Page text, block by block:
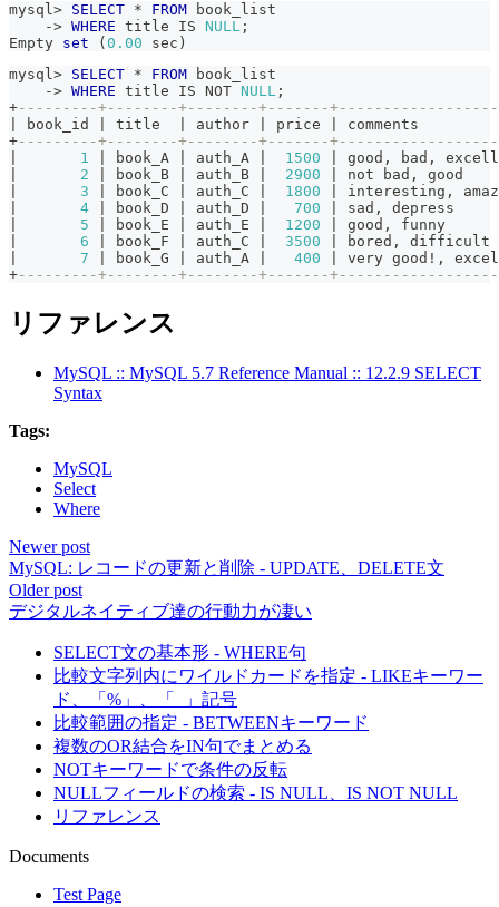
mysql> SELECT * FROM book_list
-> WHERE title IS NULL ;
Empty set ( 0.00 sec )
mysql> SELECT * FROM book_list
-> WHERE title IS NOT NULL ;
+---------+--------+--------+-------
book_id title author price
+---------+--------+--------+-------
1 book_A auth_A 1500 good , bad ,
2 book_B auth_B 2900 not bad ,
3 book_C auth_C 1800 interesting ,
4 book_D auth_D 700 sad ,
5 book_E auth_E 1200 good ,
6 book_F auth_C 3500 bored ,
7 book_G auth_A 400 very good ! ,
+---------+--------+--------+-------
リファレンス
MySQL :: MySQL 5.7 Reference Manual :: 12.2.9 SELECT
Syntax
Tags:
MySQL
Select
Where
Newer post
MySQL: レコードの更新と削除 - UPDATE、DELETE文
Older post
デジタルネイティブ達の行動力が凄い
SELECT文の基本形 - WHERE句
比較文字列内にワイルドカードを指定 - LIKEキーワー
ド、「%」、「_」記号
比較範囲の指定 - BETWEENキーワード
複数のOR結合をIN句でまとめる
NOTキーワードで条件の反転
NULLフィールドの検索 - IS NULL、IS NOT NULL
リファレンス
Documents
Test Page